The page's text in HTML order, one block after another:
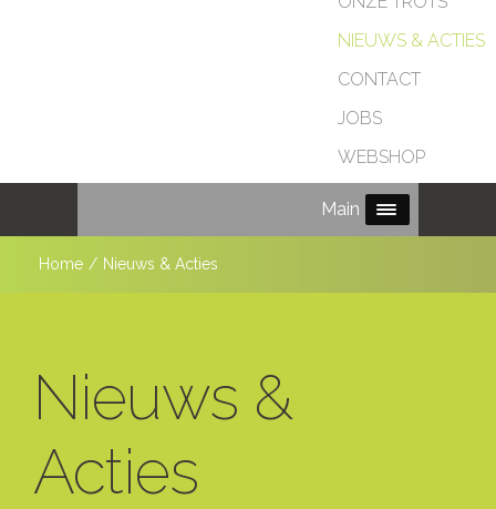
NIEUWS & ACTIES
CONTACT
JOBS
WEBSHOP
Main Menu
Home / Nieuws & Acties
Nieuws &
Acties